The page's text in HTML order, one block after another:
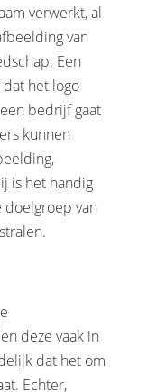
verwerkt, al
van
Een
het logo
bedrijf gaat
kunnen
is het handig
doelgroep van
deze vaak in
dat het om
Echter,